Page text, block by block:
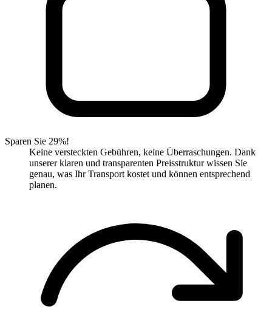
Sparen Sie 29%!
Keine versteckten Gebühren, keine Überraschungen. Dank
unserer klaren und transparenten Preisstruktur wissen Sie
genau, was Ihr Transport kostet und können entsprechend
planen.